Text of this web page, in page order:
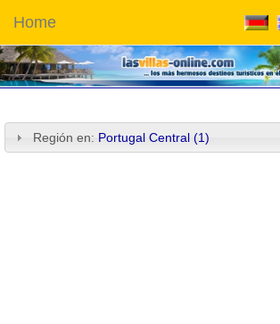
Home
Región en: Portugal Central (1)